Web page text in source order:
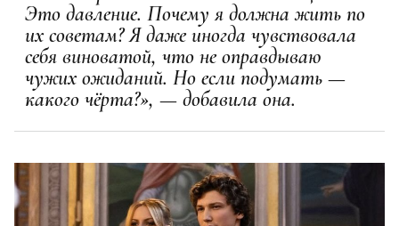
Это давление. Почему я должна жить по
их советам? Я даже иногда чувствовала
себя виноватой, что не оправдываю
чужих ожиданий. Но если подумать —
какого чёрта?», — добавила она.